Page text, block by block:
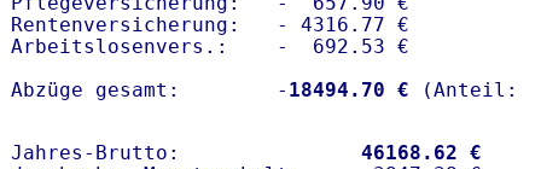
Rentenversicherung:   - 4316.77 €
Arbeitslosenvers.:    -  692.53 €
Abzüge gesamt:        - 18494.70 €
Jahres-Brutto: 46168.62 €